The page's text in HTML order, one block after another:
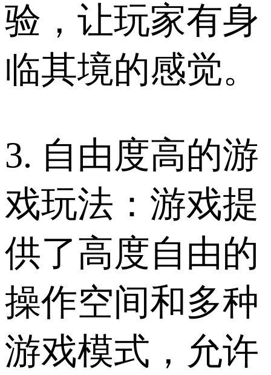
验，让玩家有身
临其境的感觉。
3. 自由度高的游
戏玩法：游戏提
供了高度自由的
操作空间和多种
游戏模式，允许